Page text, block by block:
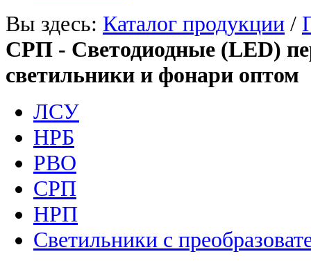
Вы здесь: Каталог продукции /
СРП - Светодиодные (LED)
светильники и фонари оптом
ЛСУ
НРБ
РВО
СРП
НРП
Светильники с